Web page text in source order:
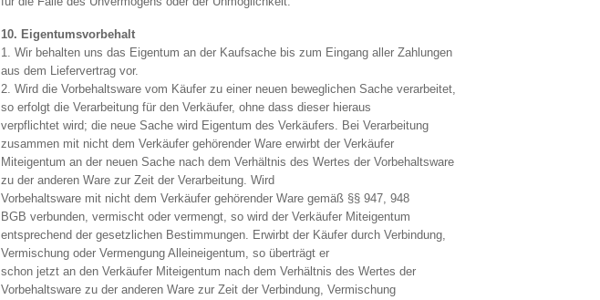
10. Eigentumsvorbehalt
1. Wir behalten uns das Eigentum an der Kaufsache bis zum Eingang aller Zahlungen
aus dem Liefervertrag vor.
2. Wird die Vorbehaltsware vom Käufer zu einer neuen beweglichen Sache verarbeitet,
so erfolgt die Verarbeitung für den Verkäufer, ohne dass dieser hieraus
verpflichtet wird; die neue Sache wird Eigentum des Verkäufers. Bei Verarbeitung
zusammen mit nicht dem Verkäufer gehörender Ware erwirbt der Verkäufer
Miteigentum an der neuen Sache nach dem Verhältnis des Wertes der Vorbehaltsware
zu der anderen Ware zur Zeit der Verarbeitung. Wird
Vorbehaltsware mit nicht dem Verkäufer gehörender Ware gemäß §§ 947, 948
BGB verbunden, vermischt oder vermengt, so wird der Verkäufer Miteigentum
entsprechend der gesetzlichen Bestimmungen. Erwirbt der Käufer durch Verbindung,
Vermischung oder Vermengung Alleineigentum, so überträgt er
schon jetzt an den Verkäufer Miteigentum nach dem Verhältnis des Wertes der
Vorbehaltsware zu der anderen Ware zur Zeit der Verbindung, Vermischung